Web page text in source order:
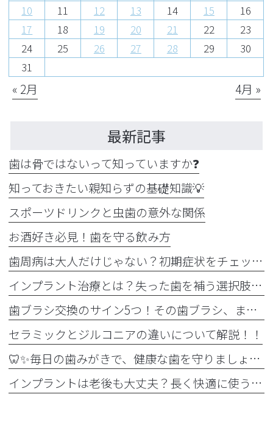
10 11 12 13 14 15
16
17
18 19 20 21 22
23
24
25 26 27 28 29
30
31
« 2月 4月 »
最新記事
歯は骨ではないって知っていますか❓
知っておきたい親知らずの基礎知識💡
スポーツドリンクと虫歯の意外な関係
お酒好き必見！歯を守る飲み方
歯周病は大人だけじゃない？初期症状をチェック
インプラント治療とは？失った歯を補う選択肢を正しく知りましょう！！
歯ブラシ交換のサイン5つ！その歯ブラシ、まだ使っていませんか？🪥
セラミックとジルコニアの違いについて解説！！
🦷✨毎日の歯みがきで、健康な歯を守りましょう✨🪥
インプラントは老後も大丈夫？長く快適に使うためのポイントと知っておきたい注意点を詳しく解説